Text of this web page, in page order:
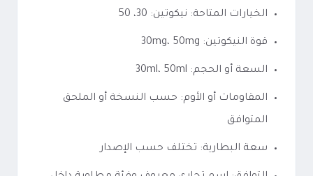
الخيارات المتاحة: نيكوتين: 30، 50
قوة النيكوتين: 30mg، 50mg
السعة أو الحجم: 30ml، 50ml
المقاومات أو الأوم: حسب النسخة أو الملحق
المتوافق
سعة البطارية: تختلف حسب الإصدار